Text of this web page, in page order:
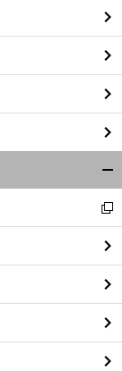
閉
る
新
し
い
ウ
ィ
ン
ド
ウ
で